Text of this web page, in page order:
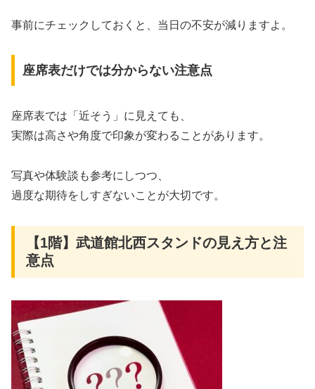
事前にチェックしておくと、当日の不安が減りますよ。
座席表だけでは分からない注意点
座席表では「近そう」に見えても、
実際は高さや角度で印象が変わることがあります。
写真や体験談も参考にしつつ、
過度な期待をしすぎないことが大切です。
【1階】武道館北西スタンドの見え方と注
意点